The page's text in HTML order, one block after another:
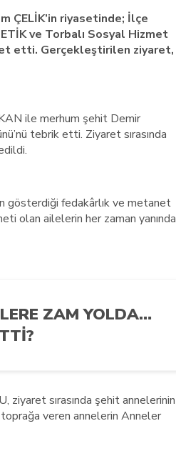
ÇELİK’in riyasetinde; İlçe
ve Torbalı Sosyal Hizmet
etti. Gerçekleştirilen ziyaret,
ile merhum şehit Demir
tebrik etti. Ziyaret sırasında
gösterdiği fedakârlık ve metanet
olan ailelerin her zaman yanında
ZAM YOLDA…
sırasında şehit annelerinin
toprağa veren annelerin Anneler